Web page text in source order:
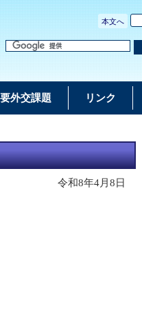
本文へ
外交課題 リンク
令和8年4月8日